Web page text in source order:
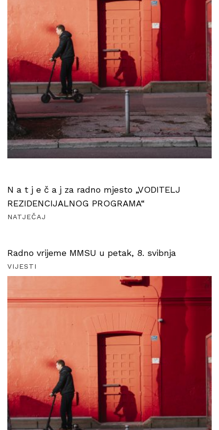
N a t j e č a j za radno mjesto „VODITELJ
REZIDENCIJALNOG PROGRAMA“
NATJEČAJ
Radno vrijeme MMSU u petak, 8. svibnja
VIJESTI